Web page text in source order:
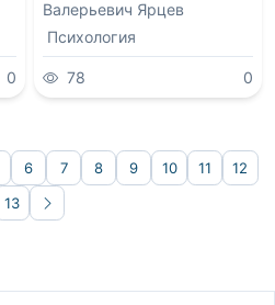
0
Валерьевич Ярцев
Психология
78 0
6 7 8 9 10 11
12
13
Вперёд